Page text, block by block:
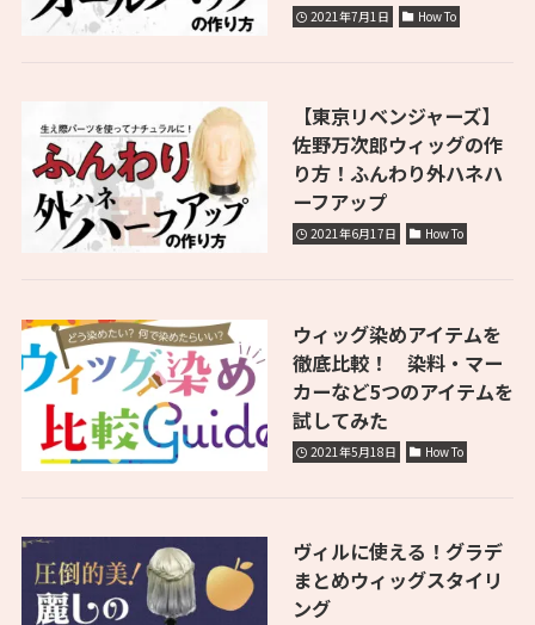
2021年7月1日 How To
【東京リベンジャーズ】
佐野万次郎ウィッグの作
り方！ふんわり外ハネハ
ーフアップ
2021年6月17日 How To
ウィッグ染めアイテムを
徹底比較！ 染料・マー
カーなど5つのアイテムを
試してみた
2021年5月18日 How To
ヴィルに使える！グラデ
まとめウィッグスタイリ
ング